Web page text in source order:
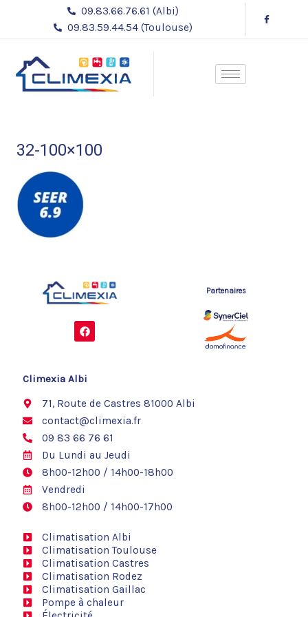
contenu
09.83.66.76.61 (Albi)
09.83.59.44.54 (Toulouse)
32-100×100
F
a
c
o
Partenaires
Climexia Albi
71, Route de Castres 81000 Albi
contact@climexia.fr
09 83 66 76 61
Du Lundi au Jeudi
8h00-12h00 / 14h00-18h00
Vendredi
8h00-12h00 / 14h00-17h00
Climatisation Albi
Climatisation Toulouse
Climatisation Castres
Climatisation Rodez
Climatisation Gaillac
Pompe à chaleur